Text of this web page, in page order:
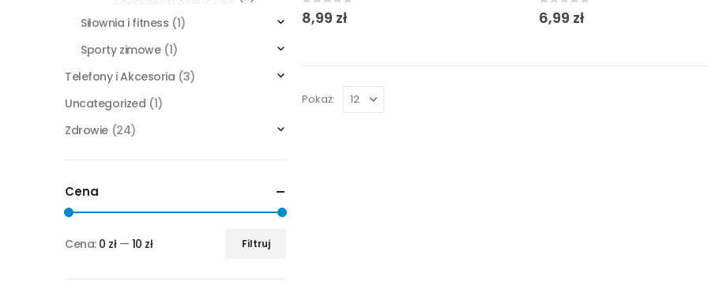
0 out of 5
8,99 zł 0 out of 5
6,99 zł
Pokaż:
Siłownia i fitness (1)
Sporty zimowe (1)
Telefony i Akcesoria (3)
Uncategorized (1)
Zdrowie (24)
Cena
min
max
Filtruj
Cena: 0 zł— 10 zł